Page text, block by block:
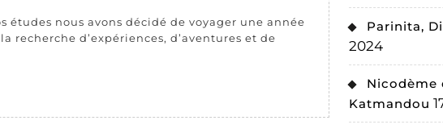
Quentin
et
Thibald
Juin
études nous avons décidé de voyager une année
recherche d’expériences, d’aventures et de
Parinita,
2024
Nicodème
Katmandou